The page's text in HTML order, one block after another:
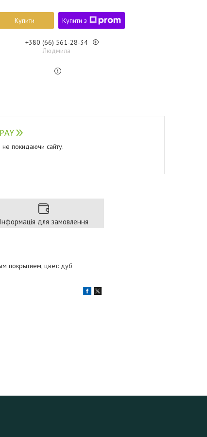
Купити Купити з
+380 (66) 561-28-34
Людмила
не покидаючи сайту.
Інформація для замовлення
покрытием, цвет: дуб